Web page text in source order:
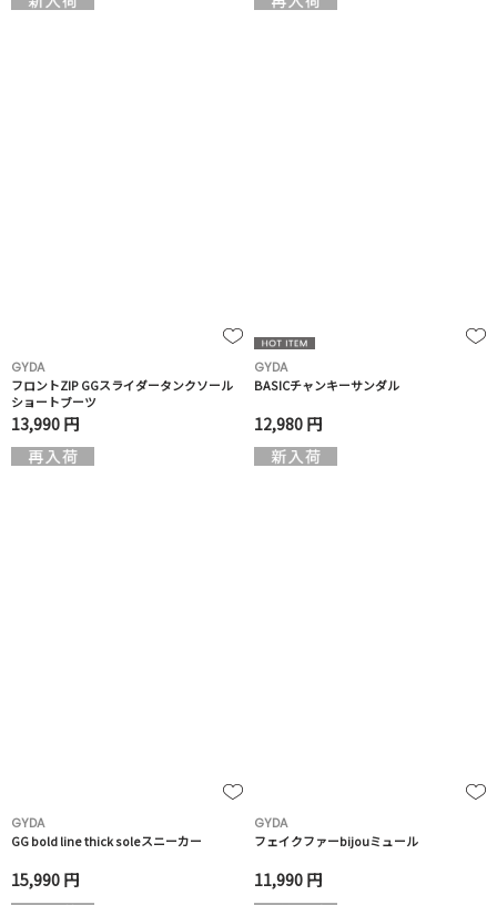
GYDA
フロントZIP GGスライダータンクソール
ショートブーツ
13,990 円
GYDA
BASICチャンキーサンダル
12,980 円
GYDA
GG bold line thick soleスニーカー
15,990 円
GYDA
フェイクファーbijouミュール
11,990 円